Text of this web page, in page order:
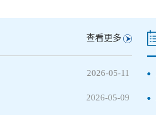
查看更多
2026-05-11
2026-05-09